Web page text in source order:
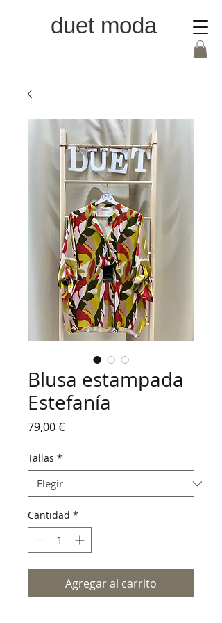
duet moda
Blusa estampada
Estefanía
79,00 €Precio
Tallas *
Cantidad *
Agregar al carrito